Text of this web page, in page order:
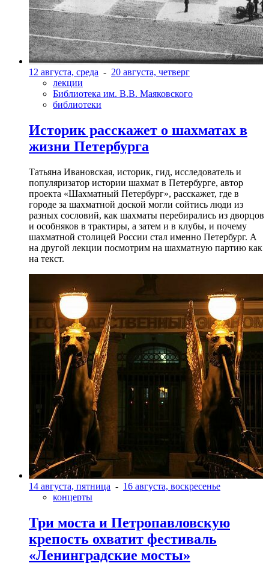
12 августа, среда - 20 августа, четверг
лекции
Библиотека им. В.В. Маяковского
библиотеки
Историк расскажет о шахматах в
жизни Петербурга
Татьяна Ивановская, историк, гид, исследователь и
популяризатор истории шахмат в Петербурге, автор
проекта «Шахматный Петербург», расскажет, где в
городе за шахматной доской могли сойтись люди из
разных сословий, как шахматы перебирались из дворцов
и особняков в трактиры, а затем и в клубы, и почему
шахматной столицей России стал именно Петербург. А
на другой лекции посмотрим на шахматную партию как
на текст.
14 августа, пятница - 16 августа, воскресенье
концерты
Три моста и Петропавловскую
крепость охватит фестиваль
«Ленинградские мосты»